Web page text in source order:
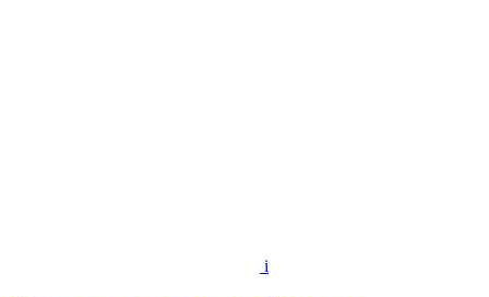
i